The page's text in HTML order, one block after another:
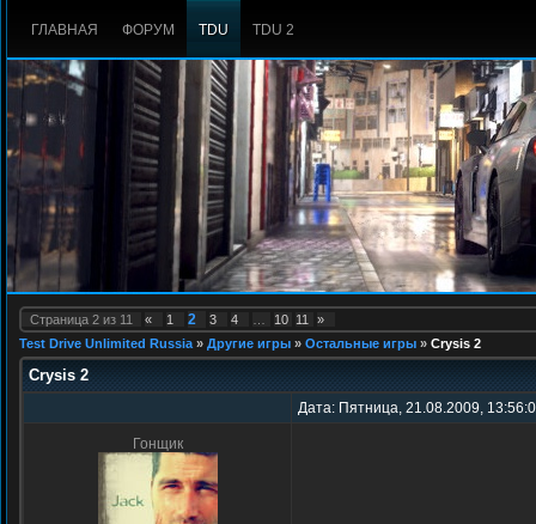
ГЛАВНАЯ ФОРУМ TDU TDU 2
Страница 2 из 11 « 1 2 3 4 10 11
»
Test Drive Unlimited Russia » Другие игры » Остальные игры » Crysis 2
Crysis 2
Дата: Пятница, 21.08.2009,
Гонщик